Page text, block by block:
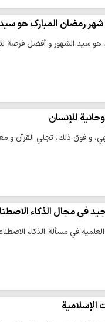
رمضان المبارک هو
سيد الشهور و أفضل فرصة
للإنسان
و فوق ذلك، تجلي القرآن و
في مجال الذكاء
في مسألة الذكاء